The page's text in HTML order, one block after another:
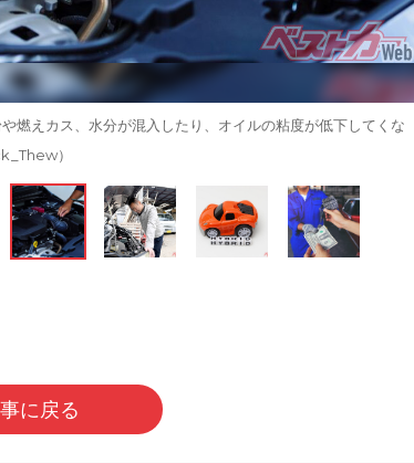
燃えカス、水分が混入したり、オイルの粘度が低下してくな
）
に戻る